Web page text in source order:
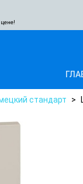
стандарт >